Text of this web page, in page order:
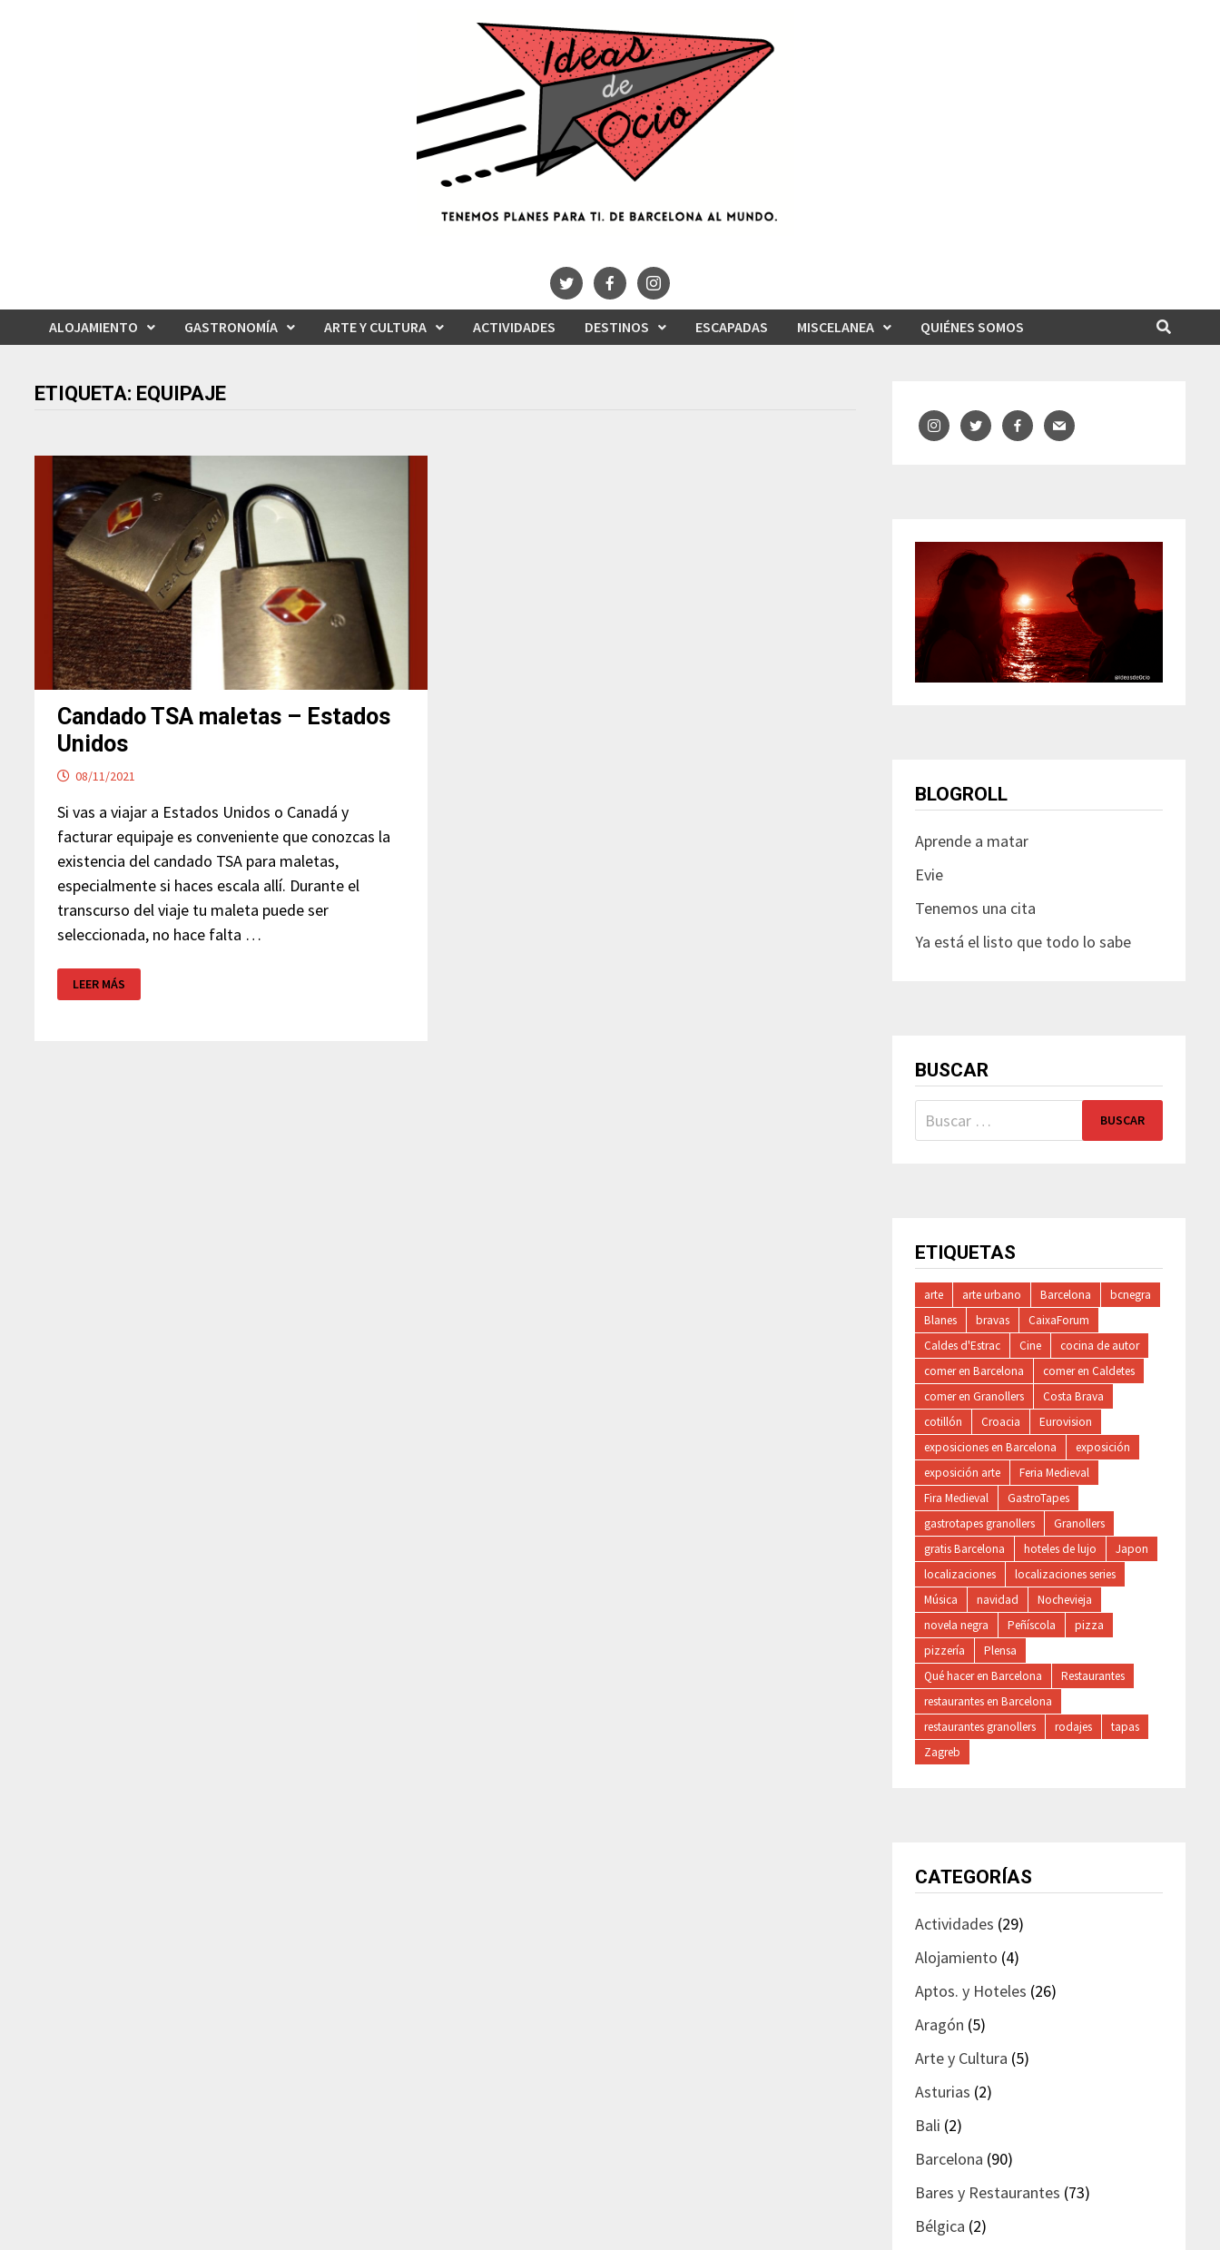
ALOJAMIENTO GASTRONOMÍA ARTE Y CULTURA ACTIVIDADES DESTINOS ESCAPADAS MISCELANEA QUIÉNES SOMOS
ETIQUETA: EQUIPAJE
Candado TSA maletas – Estados
Unidos
08/11/2021
Si vas a viajar a Estados Unidos o Canadá y
facturar equipaje es conveniente que conozcas la
existencia del candado TSA para maletas,
especialmente si haces escala allí. Durante el
transcurso del viaje tu maleta puede ser
seleccionada, no hace falta …
CANDADO
TSA
MALETAS
LEER MÁS
BLOGROLL
Aprende a matar
Evie
Tenemos una cita
Ya está el listo que todo lo sabe
BUSCAR
Buscar:
ETIQUETAS
arte arte urbano Barcelona
bcnegra
Blanes
bravas
CaixaForum
Caldes d'Estrac
Cine
cocina de autor
comer en Barcelona
comer en Caldetes
comer en Granollers
Costa Brava
cotillón
Croacia
Eurovision
exposiciones en Barcelona
exposición
exposición arte
Feria Medieval
Fira Medieval
GastroTapes
gastrotapes granollers
Granollers
gratis Barcelona
hoteles de lujo
Japon
localizaciones
localizaciones series
Música
navidad
Nochevieja
novela negra
Peñíscola
pizza
pizzería
Plensa
Qué hacer en Barcelona
Restaurantes
restaurantes en Barcelona
restaurantes granollers
rodajes
tapas
Zagreb
CATEGORÍAS
Actividades (29)
Alojamiento (4)
Aptos. y Hoteles (26)
Aragón (5)
Arte y Cultura (5)
Asturias (2)
Bali (2)
Barcelona (90)
Bares y Restaurantes (73)
Bélgica (2)